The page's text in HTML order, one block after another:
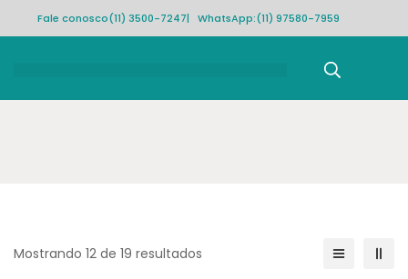
Fale conosco(11) 3500-7247| WhatsApp:(11) 97580-7959
Mostrando 12 de 19 resultados